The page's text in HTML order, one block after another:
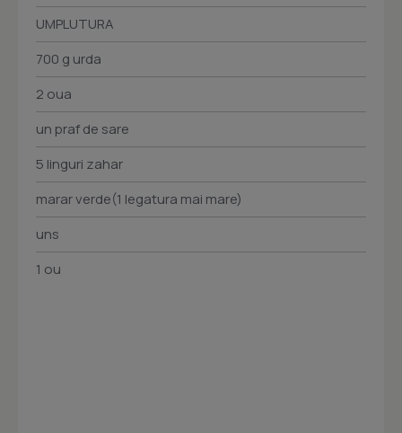
UMPLUTURA
700 g urda
2 oua
un praf de sare
5 linguri zahar
marar verde(1 legatura mai mare)
uns
1 ou